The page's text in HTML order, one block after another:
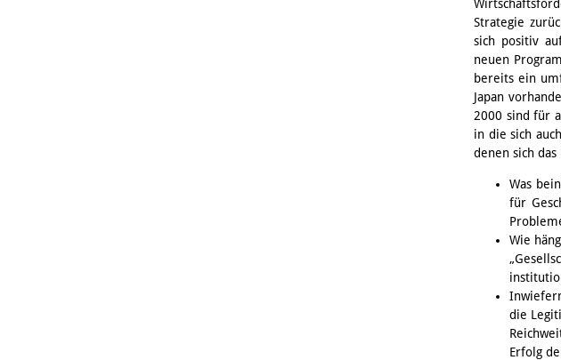
Strategie
sich positiv
neuen
bereits ein
Japan
2000 sind für
in die sich
denen sich
Was
für
Wie
die
Erfolg